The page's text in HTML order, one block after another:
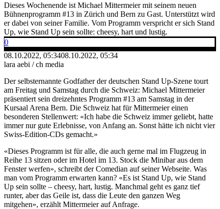
Dieses Wochenende ist Michael Mittermeier mit seinem neuen
Bühnenprogramm #13 in Zürich und Bern zu Gast. Unterstützt wird
er dabei von seiner Familie. Vom Programm verspricht er sich Stand
Up, wie Stand Up sein sollte: cheesy, hart und lustig.
0
08.10.2022, 05:3408.10.2022, 05:34
lara aebi / ch media
Der selbsternannte Godfather der deutschen Stand Up-Szene tourt
am Freitag und Samstag durch die Schweiz: Michael Mittermeier
präsentiert sein dreizehntes Programm #13 am Samstag in der
Kursaal Arena Bern. Die Schweiz hat für Mittermeier einen
besonderen Stellenwert: «Ich habe die Schweiz immer geliebt, hatte
immer nur gute Erlebnisse, von Anfang an. Sonst hätte ich nicht vier
Swiss-Edition-CDs gemacht.»
«Dieses Programm ist für alle, die auch gerne mal im Flugzeug in
Reihe 13 sitzen oder im Hotel im 13. Stock die Minibar aus dem
Fenster werfen», schreibt der Comedian auf seiner Webseite. Was
man vom Programm erwarten kann? «Es ist Stand Up, wie Stand
Up sein sollte – cheesy, hart, lustig. Manchmal geht es ganz tief
runter, aber das Geile ist, dass die Leute den ganzen Weg
mitgehen», erzählt Mittermeier auf Anfrage.